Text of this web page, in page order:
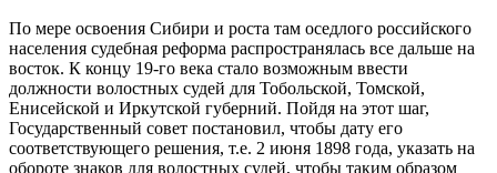
По мере освоения Сибири и роста там оседлого российского
населения судебная реформа распространялась все дальше на
восток. К концу 19-го века стало возможным ввести
должности волостных судей для Тобольской, Томской,
Енисейской и Иркутской губерний. Пойдя на этот шаг,
Государственный совет постановил, чтобы дату его
соответствующего решения, т.е. 2 июня 1898 года, указать на
обороте знаков для волостных судей, чтобы таким образом